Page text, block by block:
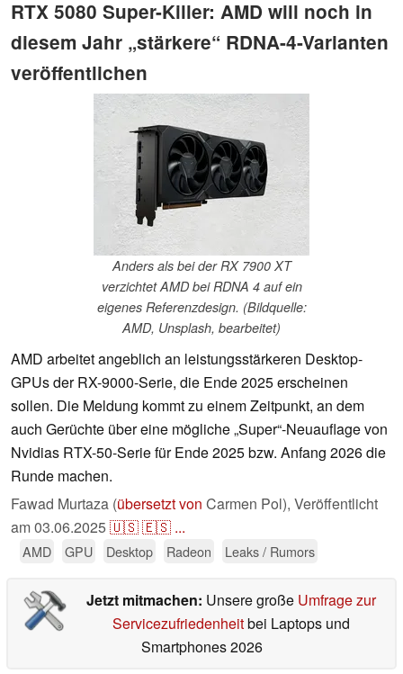
RTX 5080 Super-Killer: AMD will noch in
diesem Jahr „stärkere“ RDNA-4-Varianten
veröffentlichen
Anders als bei der RX 7900 XT
verzichtet AMD bei RDNA 4 auf ein
eigenes Referenzdesign. (Bildquelle:
AMD, Unsplash, bearbeitet)
AMD arbeitet angeblich an leistungsstärkeren Desktop-
GPUs der RX-9000-Serie, die Ende 2025 erscheinen
sollen. Die Meldung kommt zu einem Zeitpunkt, an dem
auch Gerüchte über eine mögliche „Super“-Neuauflage von
Nvidias RTX-50-Serie für Ende 2025 bzw. Anfang 2026 die
Runde machen.
Fawad Murtaza (übersetzt von Carmen Pol), Veröffentlicht
am03.06.2025🇺🇸🇪🇸 ...
AMD GPU Desktop Radeon Leaks / Rumors
Jetzt mitmachen: Unsere große Umfrage zur
Servicezufriedenheitbei Laptops und
Smartphones 2026